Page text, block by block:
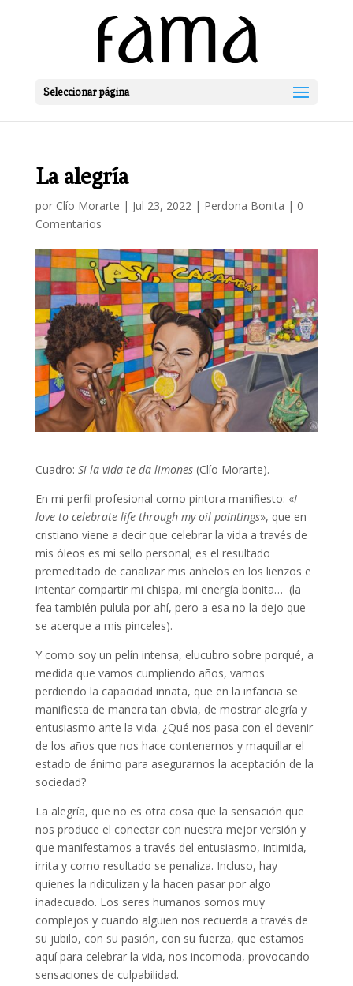
Seleccionar página
La alegría
por Clío Morarte | Jul 23, 2022| Perdona Bonita | 0
Comentarios
Cuadro: Si la vida te da limones(Clío Morarte).
En mi perfil profesional como pintora manifiesto: «I
love to celebrate life through my oil paintings», que en
cristiano viene a decir que celebrar la vida a través de
mis óleos es mi sello personal; es el resultado
premeditado de canalizar mis anhelos en los lienzos e
intentar compartir mi chispa, mi energía bonita… (la
fea también pulula por ahí, pero a esa no la dejo que
se acerque a mis pinceles).
Y como soy un pelín intensa, elucubro sobre porqué, a
medida que vamos cumpliendo años, vamos
perdiendo la capacidad innata, que en la infancia se
manifiesta de manera tan obvia, de mostrar alegría y
entusiasmo ante la vida. ¿Qué nos pasa con el devenir
de los años que nos hace contenernos y maquillar el
estado de ánimo para asegurarnos la aceptación de la
sociedad?
La alegría, que no es otra cosa que la sensación que
nos produce el conectar con nuestra mejor versión y
que manifestamos a través del entusiasmo, intimida,
irrita y como resultado se penaliza. Incluso, hay
quienes la ridiculizan y la hacen pasar por algo
inadecuado. Los seres humanos somos muy
complejos y cuando alguien nos recuerda a través de
su jubilo, con su pasión, con su fuerza, que estamos
aquí para celebrar la vida, nos incomoda, provocando
sensaciones de culpabilidad.